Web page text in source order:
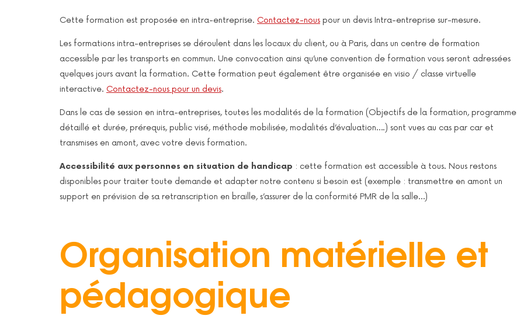
Cette formation est proposée en intra-entreprise. Contactez-nous pour un devis Intra-entreprise sur-mesure.
Les formations intra-entreprises se déroulent dans les locaux du client, ou à Paris, dans un centre de formation
accessible par les transports en commun. Une convocation ainsi qu’une convention de formation vous seront adressées
quelques jours avant la formation. Cette formation peut également être organisée en visio / classe virtuelle
interactive. Contactez-nous pour un devis.
Dans le cas de session en intra-entreprises, toutes les modalités de la formation (Objectifs de la formation, programme
détaillé et durée, prérequis, public visé, méthode mobilisée, modalités d’évaluation….) sont vues au cas par car et
transmises en amont, avec votre devis formation.
Accessibilité aux personnes en situation de handicap : cette formation est accessible à tous. Nous restons
disponibles pour traiter toute demande et adapter notre contenu si besoin est (exemple : transmettre en amont un
support en prévision de sa retranscription en braille, s’assurer de la conformité PMR de la salle…)
Organisation matérielle et
pédagogique